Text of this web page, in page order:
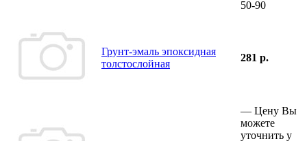
50-90
Грунт-эмаль эпоксидная
толстослойная
281 р.
— Цену Вы
можете
уточнить у